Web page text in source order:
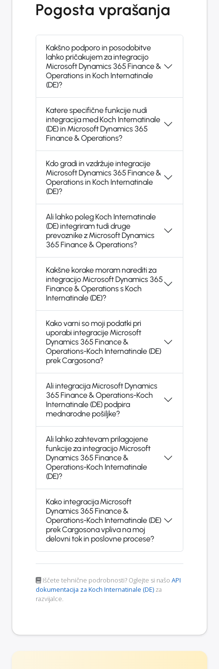
Pogosta vprašanja
Kakšno podporo in posodobitve
lahko pričakujem za integracijo
Microsoft Dynamics 365 Finance &
Operations in Koch Internatinale
(DE)?
Katere specifične funkcije nudi
integracija med Koch Internatinale
(DE) in Microsoft Dynamics 365
Finance & Operations?
Kdo gradi in vzdržuje integracije
Microsoft Dynamics 365 Finance &
Operations in Koch Internatinale
(DE)?
Ali lahko poleg Koch Internatinale
(DE) integriram tudi druge
prevoznike z Microsoft Dynamics
365 Finance & Operations?
Kakšne korake moram narediti za
integracijo Microsoft Dynamics 365
Finance & Operations s Koch
Internatinale (DE)?
Kako varni so moji podatki pri
uporabi integracije Microsoft
Dynamics 365 Finance &
Operations-Koch Internatinale (DE)
prek Cargosona?
Ali integracija Microsoft Dynamics
365 Finance & Operations-Koch
Internatinale (DE) podpira
mednarodne pošiljke?
Ali lahko zahtevam prilagojene
funkcije za integracijo Microsoft
Dynamics 365 Finance &
Operations-Koch Internatinale
(DE)?
Kako integracija Microsoft
Dynamics 365 Finance &
Operations-Koch Internatinale (DE)
prek Cargosona vpliva na moj
delovni tok in poslovne procese?
Iščete tehnične podrobnosti? Oglejte si našo API
dokumentacija za Koch Internatinale (DE) za
razvijalce.